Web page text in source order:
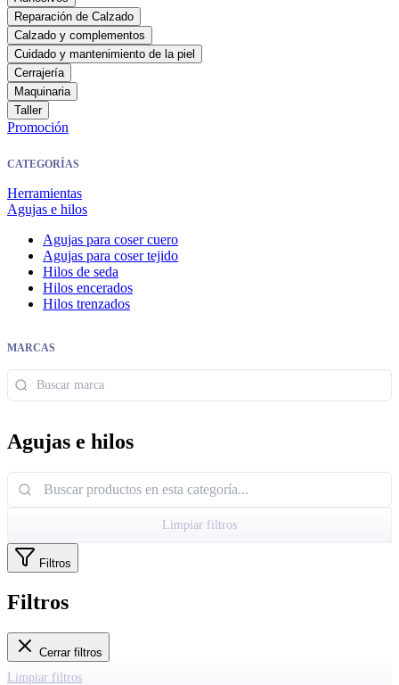
Reparación de Calzado
Calzado y complementos
Cuidado y mantenimiento de la piel
Cerrajería
Maquinaria
Taller
Promoción
CATEGORÍAS
Herramientas
Agujas e hilos
Agujas para coser cuero
Agujas para coser tejido
Hilos de seda
Hilos encerados
Hilos trenzados
MARCAS
Agujas e hilos
Limpiar filtros
Filtros
Filtros
Cerrar filtros
Limpiar filtros